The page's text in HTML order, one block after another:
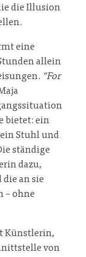
die Illusion
eine
allein
“For
bietet: ein
Stuhl und
ständige
dazu,
an sie
– ohne
Künstlerin,
von